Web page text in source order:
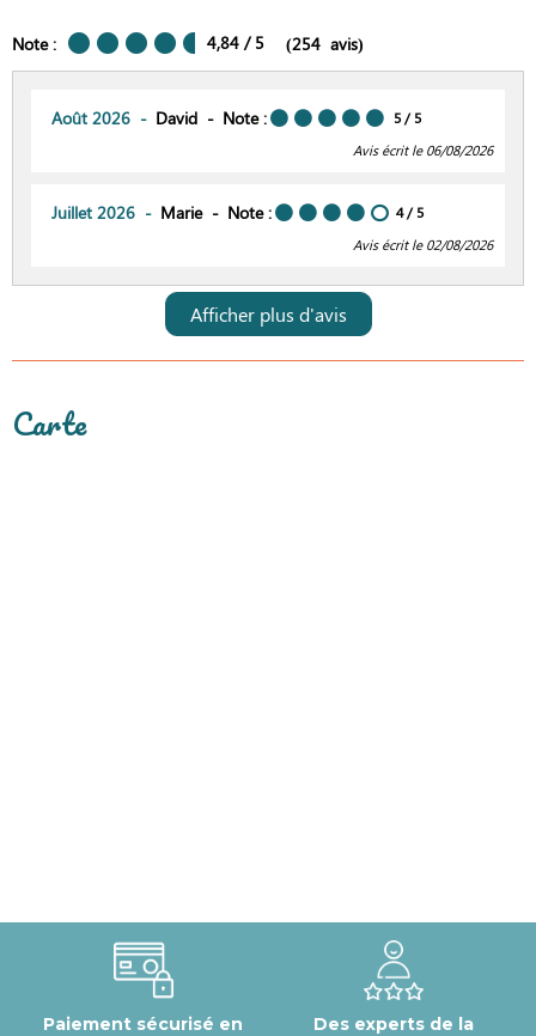
Note : 4,84 / 5 (254 avis)
Août 2026 David Note : 5 / 5
Avis écrit le 06/08/2026
Juillet 2026 Marie Note : 4 / 5
Avis écrit le 02/08/2026
Afficher plus d'avis
Carte
Paiement sécurisé en
Des experts de la